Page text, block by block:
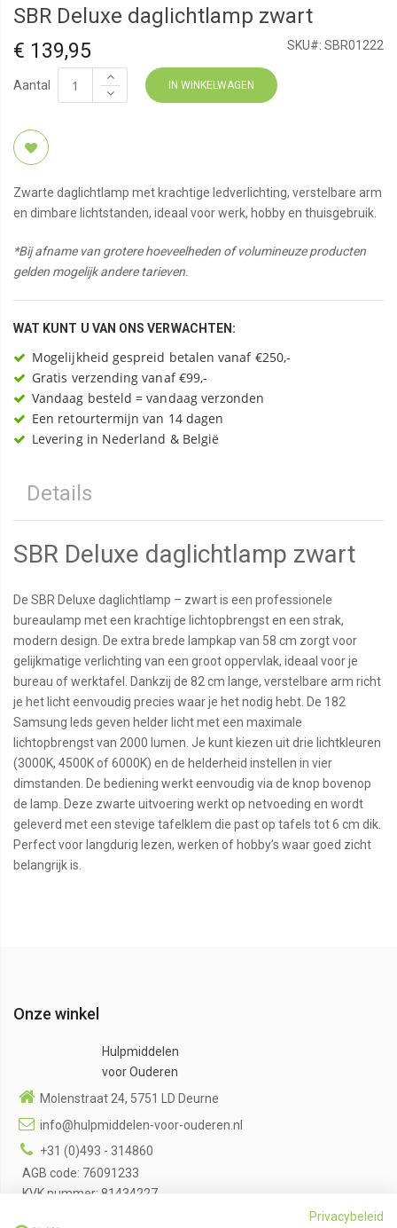
SBR Deluxe daglichtlamp zwart
SKU#: SBR01222
€ 139,95
Aantal IN WINKELWAGEN
Zwarte daglichtlamp met krachtige ledverlichting, verstelbare arm
en dimbare lichtstanden, ideaal voor werk, hobby en thuisgebruik.
*Bij afname van grotere hoeveelheden of volumineuze producten
gelden mogelijk andere tarieven.
WAT KUNT U VAN ONS VERWACHTEN:
Mogelijkheid gespreid betalen vanaf €250,-
Gratis verzending vanaf €99,-
Vandaag besteld = vandaag verzonden
Een retourtermijn van 14 dagen
Levering in Nederland & België
Details
SBR Deluxe daglichtlamp zwart
De SBR Deluxe daglichtlamp – zwart is een professionele
bureaulamp met een krachtige lichtopbrengst en een strak,
modern design. De extra brede lampkap van 58 cm zorgt voor
gelijkmatige verlichting van een groot oppervlak, ideaal voor je
bureau of werktafel. Dankzij de 82 cm lange, verstelbare arm richt
je het licht eenvoudig precies waar je het nodig hebt. De 182
Samsung leds geven helder licht met een maximale
lichtopbrengst van 2000 lumen. Je kunt kiezen uit drie lichtkleuren
(3000K, 4500K of 6000K) en de helderheid instellen in vier
dimstanden. De bediening werkt eenvoudig via de knop bovenop
de lamp. Deze zwarte uitvoering werkt op netvoeding en wordt
geleverd met een stevige tafelklem die past op tafels tot 6 cm dik.
Perfect voor langdurig lezen, werken of hobby’s waar goed zicht
belangrijk is.
Onze winkel
Hulpmiddelen
voor Ouderen
Molenstraat 24, 5751 LD Deurne
info@hulpmiddelen-voor-ouderen.nl
+31 (0)493 - 314860
AGB code: 76091233
KVK nummer: 81434227
Privacybeleid